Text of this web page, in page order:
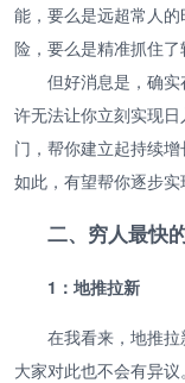
能，要么是远超常人
险，要么是精准抓住了
但好消息是，确
许无法让你立刻实现
门，帮你建立起持续
如此，有望帮你逐步实
二、穷人最快
1：地推拉新
在我看来，地推
大家对此也不会有异